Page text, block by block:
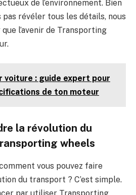
de l’environnement. Bien
pas révéler tous les détails, nous
l’avenir de Transporting
: guide expert pour
de ton moteur
la révolution du
wheels
vous pouvez faire
du transport ? C’est simple.
par utiliser Transporting